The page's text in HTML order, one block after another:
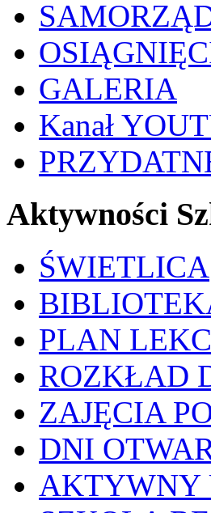
GALERIA
Kanał
Aktywności
ŚWIETLICA
PLAN
ROZKŁAD
ZAJĘCIA
DNI
AKTYWNY